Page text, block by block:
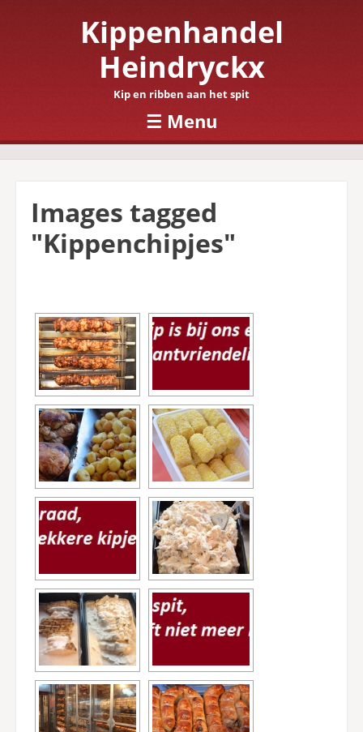
Kippenhandel
Heindryckx
Kip en ribben aan het spit
☰ Menu
Skip to content
Images tagged
"Kippenchipjes"
[SHOW SLIDESHOW]